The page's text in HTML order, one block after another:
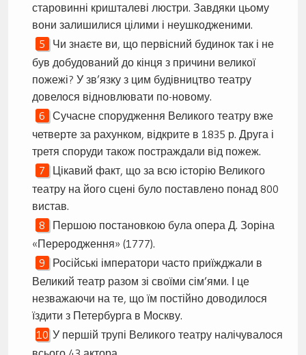
старовинні кришталеві люстри. Завдяки цьому
вони залишилися цілими і неушкодженими.
Чи знаєте ви, що первісний будинок так і не
був добудований до кінця з причини великої
пожежі? У зв’язку з цим будівництво театру
довелося відновлювати по-новому.
Сучасне спорудження Великого театру вже
четверте за рахунком, відкрите в 1835 р. Друга і
третя споруди також постраждали від пожеж.
Цікавий факт, що за всю історію Великого
театру на його сцені було поставлено понад 800
вистав.
Першою постановкою була опера Д. Зоріна
«Переродження» (1777).
Російські імператори часто приїжджали в
Великий театр разом зі своїми сім’ями. І це
незважаючи на те, що їм постійно доводилося
їздити з Петербурга в Москву.
У першій трупі Великого театру налічувалося